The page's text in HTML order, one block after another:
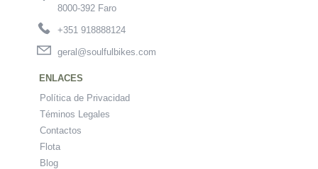
8000-392 Faro
+351 918888124
geral@soulfulbikes.com
ENLACES
Política de Privacidad
Téminos Legales
Contactos
Flota
Blog